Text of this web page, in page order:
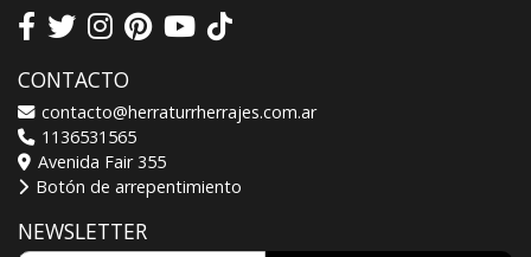
CONTACTO
contacto@herraturrherrajes.com.ar
1136531565
Avenida Fair 355
Botón de arrepentimiento
NEWSLETTER